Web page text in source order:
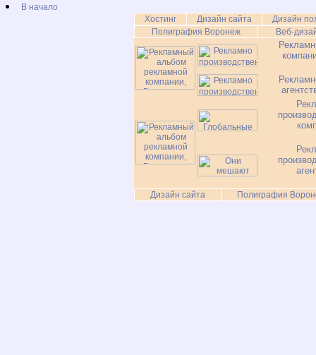
В начало
Хостинг
Дизайн сайта
Дизайн
Полиграфия Воронеж
Веб-
Дизайн сайта Полиграфия